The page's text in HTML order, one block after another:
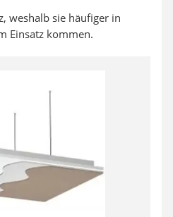
weshalb sie häufiger in
Einsatz kommen.